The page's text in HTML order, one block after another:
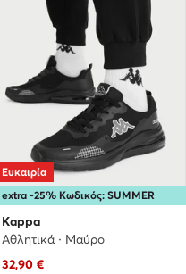
extra -25% Κωδικός: SUMMER
Ευκαιρία
Kappa
Αθλητικά · Μαύρο
Τρέχουσα τιμή
32,90 €